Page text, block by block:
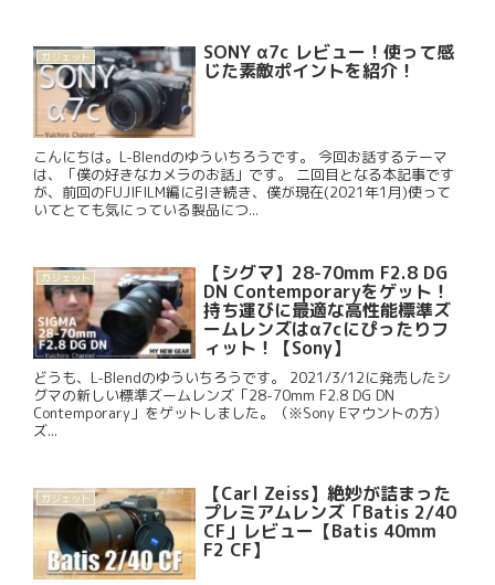
ガジェット SONY α7c レビュー！使って感
じた素敵ポイントを紹介！
こんにちは。L-Blendのゆういちろうです。 今回お話するテーマ
は、「僕の好きなカメラのお話」です。 二回目となる本記事です
が、前回のFUJIFILM編に引き続き、僕が現在(2021年1月)使って
いてとても気にっている製品につ...
ガジェット 【シグマ】28-70mm F2.8 DG
DN Contemporaryをゲット！
持ち運びに最適な高性能標準ズ
ームレンズはα7cにぴったりフ
ィット！【Sony】
どうも、L-Blendのゆういちろうです。 2021/3/12に発売したシ
グマの新しい標準ズームレンズ「28-70mm F2.8 DG DN
Contemporary」をゲットしました。（※Sony Eマウントの方）
ズ...
ガジェット 【Carl Zeiss】絶妙が詰まった
プレミアムレンズ「Batis 2/40
CF」レビュー【Batis 40mm
F2 CF】